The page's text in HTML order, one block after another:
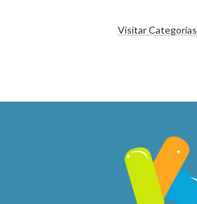
Visitar Categorías